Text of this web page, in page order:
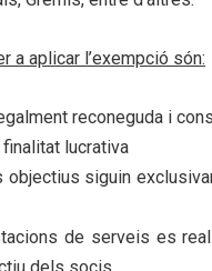
a aplicar l’exempció són:
reconeguda i
lucrativa
objectius siguin
de serveis es